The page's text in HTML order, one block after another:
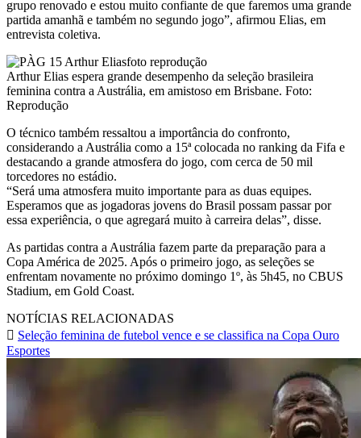
grupo renovado e estou muito confiante de que faremos uma grande
partida amanhã e também no segundo jogo”, afirmou Elias, em
entrevista coletiva.
Arthur Elias espera grande desempenho da seleção brasileira
feminina contra a Austrália, em amistoso em Brisbane. Foto:
Reprodução
O técnico também ressaltou a importância do confronto,
considerando a Austrália como a 15ª colocada no ranking da Fifa e
destacando a grande atmosfera do jogo, com cerca de 50 mil
torcedores no estádio.
“Será uma atmosfera muito importante para as duas equipes.
Esperamos que as jogadoras jovens do Brasil possam passar por
essa experiência, o que agregará muito à carreira delas”, disse.
As partidas contra a Austrália fazem parte da preparação para a
Copa América de 2025. Após o primeiro jogo, as seleções se
enfrentam novamente no próximo domingo 1º, às 5h45, no CBUS
Stadium, em Gold Coast.
NOTÍCIAS RELACIONADAS
Seleção feminina de futebol vence e se classifica na Copa Ouro
Esportes